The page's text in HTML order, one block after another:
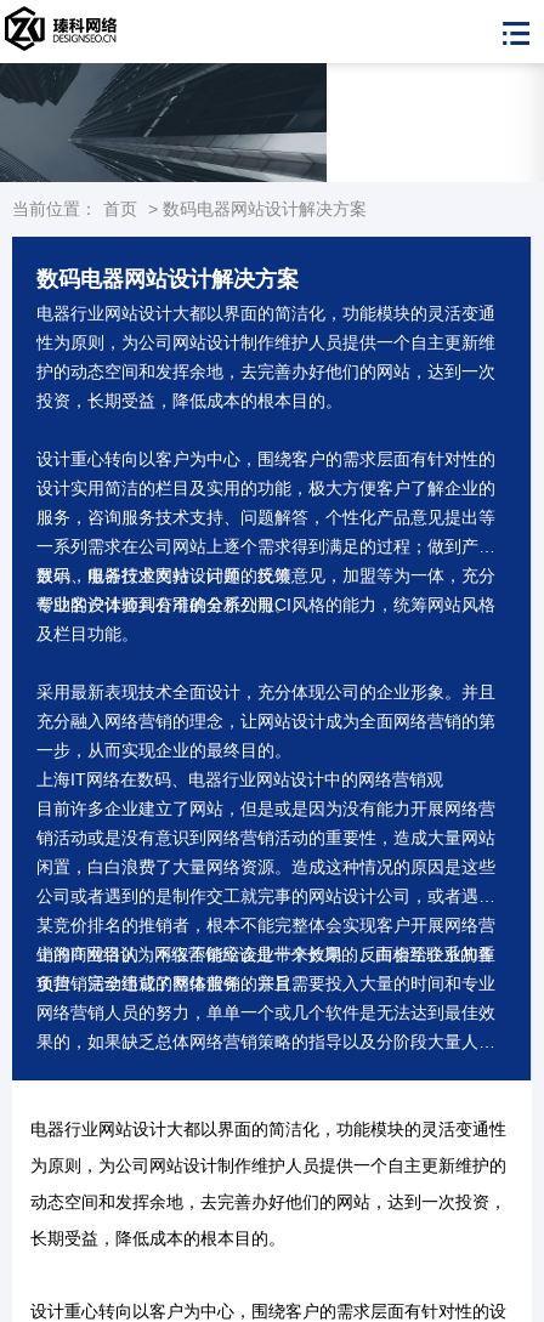
当前位置： 首页 > 数码电器网站设计解决方案
数码电器网站设计解决方案
电器行业网站设计大都以界面的简洁化，功能模块的灵活变通
性为原则，为公司网站设计制作维护人员提供一个自主更新维
护的动态空间和发挥余地，去完善办好他们的网站，达到一次
投资，长期受益，降低成本的根本目的。
设计重心转向以客户为中心，围绕客户的需求层面有针对性的
设计实用简洁的栏目及实用的功能，极大方便客户了解企业的
服务，咨询服务技术支持、问题解答，个性化产品意见提出等
一系列需求在公司网站上逐个需求得到满足的过程；做到产品
展示，服务技术支持，问题，反馈意见，加盟等为一体，充分
帮助客户体验到公司的全系列服。
数码、电器行业网站设计师的统筹
专业的设计师具有准确分析公司CI风格的能力，统筹网站风格
及栏目功能。
采用最新表现技术全面设计，充分体现公司的企业形象。并且
充分融入网络营销的理念，让网站设计成为全面网络营销的第
一步，从而实现企业的最终目的。
上海IT网络在数码、电器行业网站设计中的网络营销观
目前许多企业建立了网站，但是或是因为没有能力开展网络营
销活动或是没有意识到网络营销活动的重要性，造成大量网站
闲置，白白浪费了大量网络资源。造成这种情况的原因是这些
公司或者遇到的是制作交工就完事的网站设计公司，或者遇到
某竞价排名的推销者，根本不能完整体会实现客户开展网络营
销的商业目的，不仅不能给企业带来效果，反而会给企业加重
负担，完全违背了网络营销的宗旨。
上海IT网络认为网络营销应该是一个长期的、由相互联系的各
项营销活动组成的整体服务，并且需要投入大量的时间和专业
网络营销人员的努力，单单一个或几个软件是无法达到最佳效
果的，如果缺乏总体网络营销策略的指导以及分阶段大量人力
是为客户提供整体网络营销方案策划的专业化公司，帮助企业
真正意义上实现全面的网络营销。
电器行业网站设计大都以界面的简洁化，功能模块的灵活变通性
为原则，为公司网站设计制作维护人员提供一个自主更新维护的
动态空间和发挥余地，去完善办好他们的网站，达到一次投资，
长期受益，降低成本的根本目的。
设计重心转向以客户为中心，围绕客户的需求层面有针对性的设